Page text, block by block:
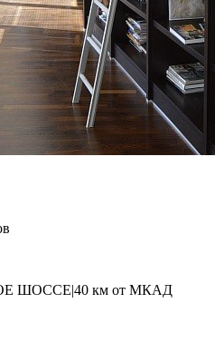
ШОССЕ|40 км от МКАД